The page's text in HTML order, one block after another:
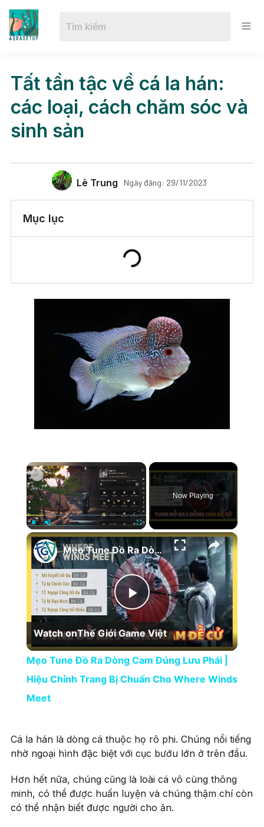
Tất tần tậc về cá la hán:
các loại, cách chăm sóc và
sinh sản
Lê Trung Ngày đăng: 29/11/2023
Mục lục
×
Now Playing
×
Play Video
Mẹo Tune Đồ Ra Dòng Cam Đúng Lưu Phái | Hiệu Chỉnh Trang Bị Chuẩn Cho Where Winds Meet
Watch onThế Giới Game Việt
Mẹo Tune Đồ Ra Dòng Cam Đúng Lưu Phái |
Hiệu Chỉnh Trang Bị Chuẩn Cho Where Winds
Meet
Cá la hán là dòng cá thuộc họ rô phi. Chúng nổi tiếng
nhờ ngoại hình đặc biệt với cục bướu lớn ở trên đầu.
Hơn hết nữa, chúng cũng là loài cá vô cùng thông
minh, có thể được huấn luyện và chúng thậm chí còn
có thể nhận biết được người cho ăn.